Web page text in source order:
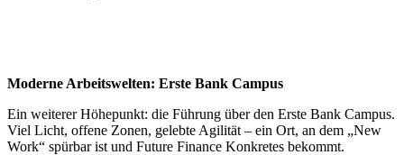
Moderne Arbeitswelten: Erste Bank Campus
Ein weiterer Höhepunkt: die Führung über den Erste Bank Campus.
Viel Licht, offene Zonen, gelebte Agilität – ein Ort, an dem „New
Work“ spürbar ist und Future Finance Konkretes bekommt.